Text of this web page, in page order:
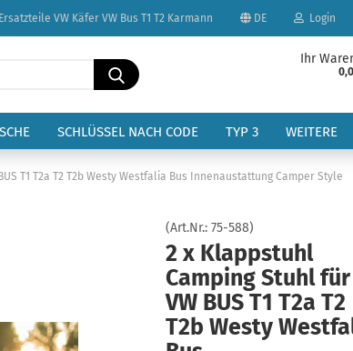
Ersatzteile VW Käfer VW Bus T1 T2 Karmann DE
Sprache auswählen
Lieferland
Login
Passwort
Konto erstellen
Passwort vergessen?
Suche...
Ihr
SCHLÜSSEL NACH CODE TYP 3 WEITERE
T1 T2a T2 T2b Westy Westfalia Bus Innenaustattung Camper Style
(Art.Nr.: 75-588)
2 x Klappstuhl
Camping Stuhl für
VW BUS T1 T2a T2
T2b Westy